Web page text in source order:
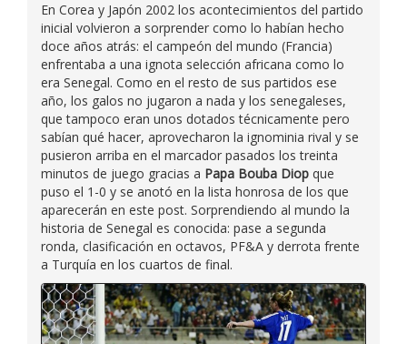
En Corea y Japón 2002 los acontecimientos del partido
inicial volvieron a sorprender como lo habían hecho
doce años atrás: el campeón del mundo (Francia)
enfrentaba a una ignota selección africana como lo
era Senegal. Como en el resto de sus partidos ese
año, los galos no jugaron a nada y los senegaleses,
que tampoco eran unos dotados técnicamente pero
sabían qué hacer, aprovecharon la ignominia rival y se
pusieron arriba en el marcador pasados los treinta
minutos de juego gracias a Papa Bouba Diop que
puso el 1-0 y se anotó en la lista honrosa de los que
aparecerán en este post. Sorprendiendo al mundo la
historia de Senegal es conocida: pase a segunda
ronda, clasificación en octavos, PF&A y derrota frente
a Turquía en los cuartos de final.